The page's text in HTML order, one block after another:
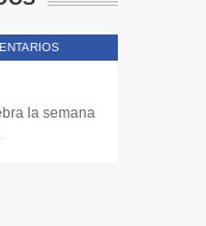
la semana